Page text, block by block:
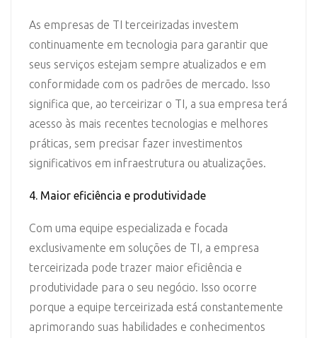
As empresas de TI terceirizadas investem
continuamente em tecnologia para garantir que
seus serviços estejam sempre atualizados e em
conformidade com os padrões de mercado. Isso
significa que, ao terceirizar o TI, a sua empresa terá
acesso às mais recentes tecnologias e melhores
práticas, sem precisar fazer investimentos
significativos em infraestrutura ou atualizações.
4. Maior eficiência e produtividade
Com uma equipe especializada e focada
exclusivamente em soluções de TI, a empresa
terceirizada pode trazer maior eficiência e
produtividade para o seu negócio. Isso ocorre
porque a equipe terceirizada está constantemente
aprimorando suas habilidades e conhecimentos